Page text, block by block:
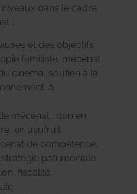
dans le cadre
:
et des objectifs
familiale, mécénat
cinéma, soutien à la
à
mécénat : don en
en usufruit
de compétence.
patrimoniale
fiscalité,